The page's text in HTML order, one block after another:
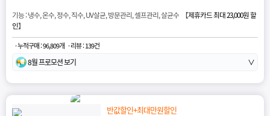
기능 : 냉수, 온수, 정수, 직수, UV살균, 방문관리, 셀프관리, 살균수 【제휴카드 최대 23,000원 할
인】
· 누적구매 : 96,809개 · 리뷰 : 139건
8월 프로모션 보기 ∨
반값할인+최대만원할인